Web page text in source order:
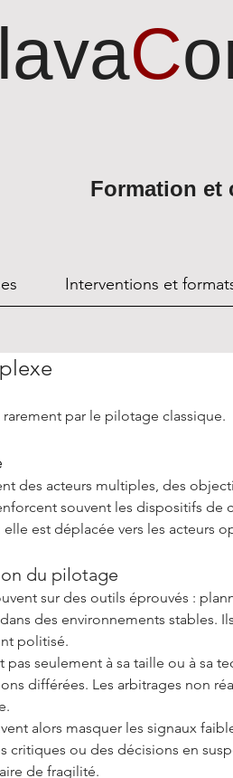
lavaC
Formation et
Interventions et
par le pilotage classique.
des acteurs multiples, des
souvent les dispositifs de
est déplacée vers les acteurs
du pilotage
sur des outils éprouvés :
des environnements stables.
politisé.
seulement à sa taille ou à sa
différées. Les arbitrages non
alors masquer les signaux
critiques ou des décisions en
de fragilité.